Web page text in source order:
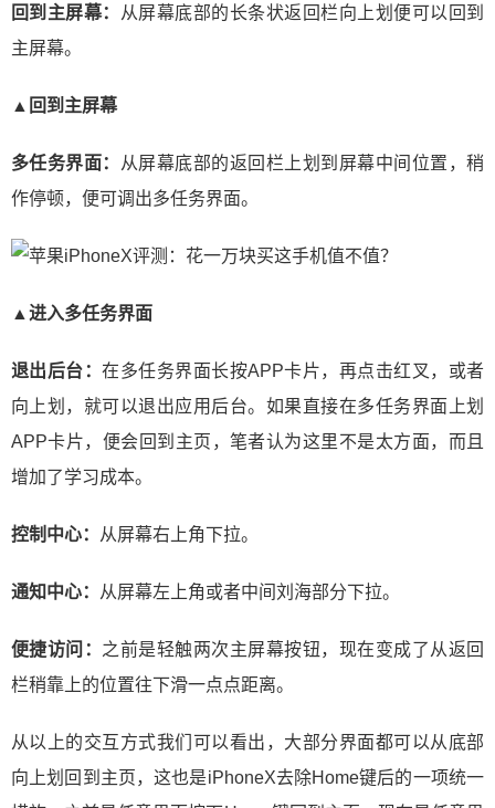
回到主屏幕：
从屏幕底部的长条状返回栏向上划便可以回到
主屏幕。
▲回到主屏幕
多任务界面：
从屏幕底部的返回栏上划到屏幕中间位置，稍
作停顿，便可调出多任务界面。
▲进入多任务界面
退出后台：在多任务界面长按APP卡片，再点击红叉，或者
向上划，就可以退出应用后台。如果直接在多任务界面上划
APP卡片，便会回到主页，笔者认为这里不是太方面，而且
增加了学习成本。
控制中心： 从屏幕右上角下拉。
通知中心： 从屏幕左上角或者中间刘海部分下拉。
便捷访问： 之前是轻触两次主屏幕按钮，现在变成了从返回
栏稍靠上的位置往下滑一点点距离。
从以上的交互方式我们可以看出，大部分界面都可以从底部
向上划回到主页，这也是iPhoneX去除Home键后的一项统一